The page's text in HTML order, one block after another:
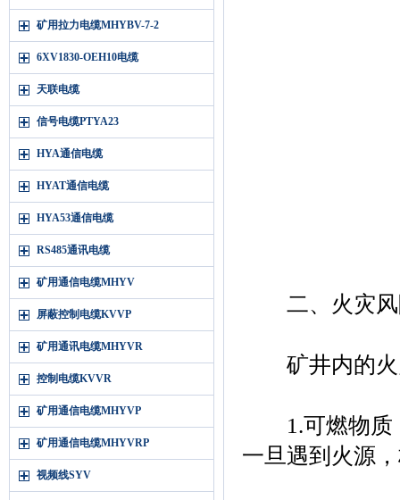
矿用拉力电缆MHYBV-7-2
6XV1830-OEH10电缆
天联电缆
信号电缆PTYA23
HYA通信电缆
HYAT通信电缆
HYA53通信电缆
RS485通讯电缆
矿用通信电缆MHYV
屏蔽控制电缆KVVP
矿用通讯电缆MHYVR
控制电缆KVVR
矿用通信电缆MHYVP
矿用通信电缆MHYVRP
视频线SYV
二、火灾风
矿井内的火
1.可燃物质：
一旦遇到火源